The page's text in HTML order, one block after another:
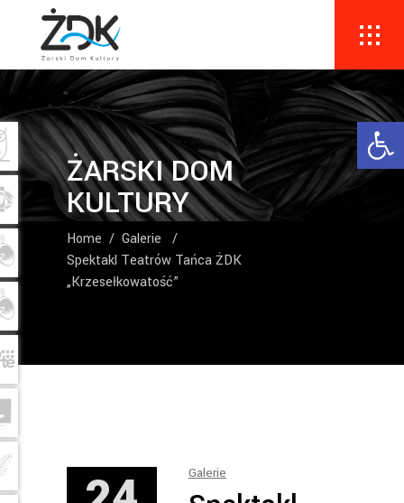
ŻARSKI DOM
KULTURY
Home / Galerie
/
Spektakl Teatrów Tańca ŻDK
„Krzesełkowatość”
Galerie